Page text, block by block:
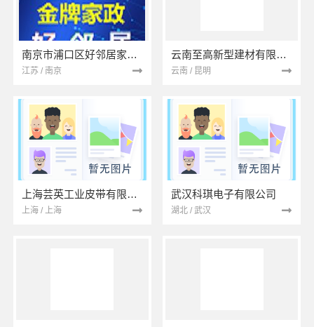
南京市浦口区好邻居家政服务中心
江苏 / 南京
云南至高新型建材有限公司
云南 / 昆明
上海芸英工业皮带有限公司
上海 / 上海
武汉科琪电子有限公司
湖北 / 武汉